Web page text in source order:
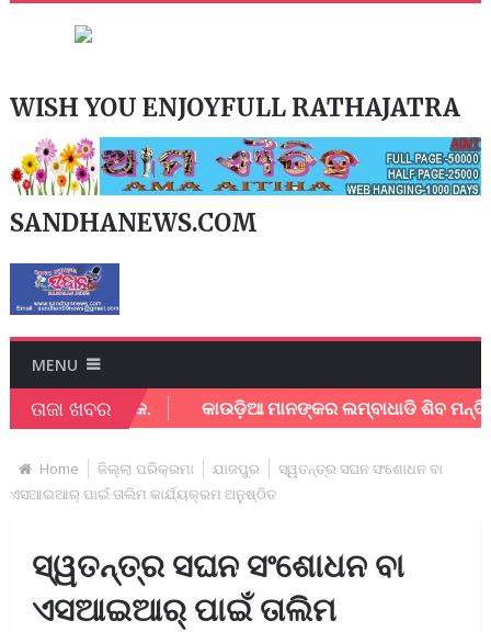
WISH YOU ENJOYFULL RATHAJATRA
SANDHANEWS.COM
MENU
ତାଜା ଖବର
ବୈଠକ. କାଉଡ଼ିଆ ମାନଙ୍କର ଲମ୍ବାଧାଡି ଶିବ ମନ୍ଦିରକୁ
Home ଜିଲ୍ଲା ପରିକ୍ରମା ଯାଜପୁର
ସ୍ୱତନ୍ତ୍ର ସଘନ ସଂଶୋଧନ ବା
ଏସଆଇଆର୍ ପାଇଁ ତାଲିମ କାର୍ଯ୍ୟକ୍ରମ ଅନୁଷ୍ଠିତ
ସ୍ୱତନ୍ତ୍ର ସଘନ ସଂଶୋଧନ ବା
ଏସଆଇଆର୍ ପାଇଁ ତାଲିମ